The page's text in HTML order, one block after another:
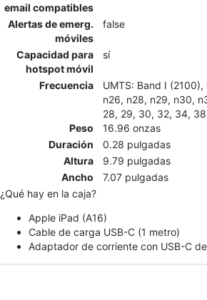
email compatibles
Alertas de emerg.
móviles
false
Capacidad para
hotspot móvil
sí
Frecuencia
UMTS: Band I
n26, n28, n29, n30,
28, 29, 30, 32, 34,
Peso
16.96 onzas
Duración
0.28 pulgadas
Altura
9.79 pulgadas
Ancho
7.07 pulgadas
¿Qué hay en la caja?
Apple iPad (A16)
Cable de carga USB-C (1 metro)
Adaptador de corriente con USB-C